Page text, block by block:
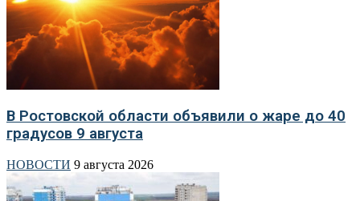
В Ростовской области объявили о жаре до 40
градусов 9 августа
НОВОСТИ 9 августа 2026